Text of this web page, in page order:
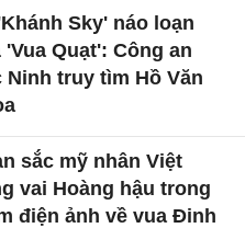
Sky' náo loạn
'Vua Quạt': Công an
Ninh truy tìm Hồ Văn
sắc mỹ nhân Việt
vai Hoàng hậu trong
điện ảnh về vua Đinh